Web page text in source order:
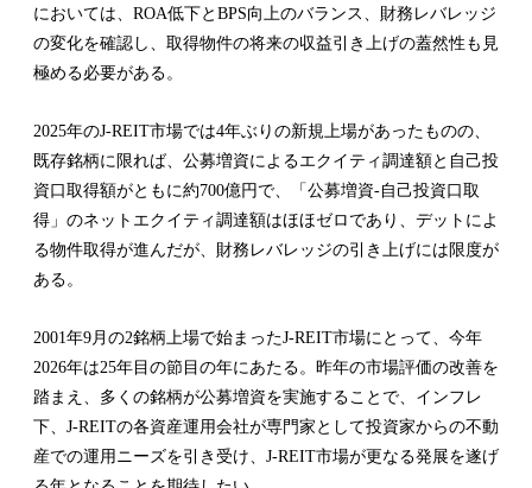
においては、ROA低下とBPS向上のバランス、財務レバレッジ
の変化を確認し、取得物件の将来の収益引き上げの蓋然性も見
極める必要がある。
2025年のJ-REIT市場では4年ぶりの新規上場があったものの、
既存銘柄に限れば、公募増資によるエクイティ調達額と自己投
資口取得額がともに約700億円で、「公募増資-自己投資口取
得」のネットエクイティ調達額はほほゼロであり、デットによ
る物件取得が進んだが、財務レバレッジの引き上げには限度が
ある。
2001年9月の2銘柄上場で始まったJ-REIT市場にとって、今年
2026年は25年目の節目の年にあたる。昨年の市場評価の改善を
踏まえ、多くの銘柄が公募増資を実施することで、インフレ
下、J-REITの各資産運用会社が専門家として投資家からの不動
産での運用ニーズを引き受け、J-REIT市場が更なる発展を遂げ